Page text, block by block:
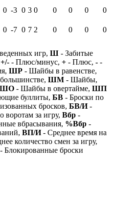
0 -3 0 3 0 0 0 0
0
0 -7 0 7 2 0 0 0
0
игр, Ш - Забитые
+/- - Плюс/минус, + - Плюс, - -
ШР - Шайбы в равенстве,
ШМ - Шайбы,
ШО - Шайбы в овертайме, ШП
буллиты, БВ - Броски по
бросков, БВ/И-
воротам за игру, Вбр -
вбрасывания, %Вбр -
ВП/И- Среднее время на
количество смен за игру,
- Блокированные броски